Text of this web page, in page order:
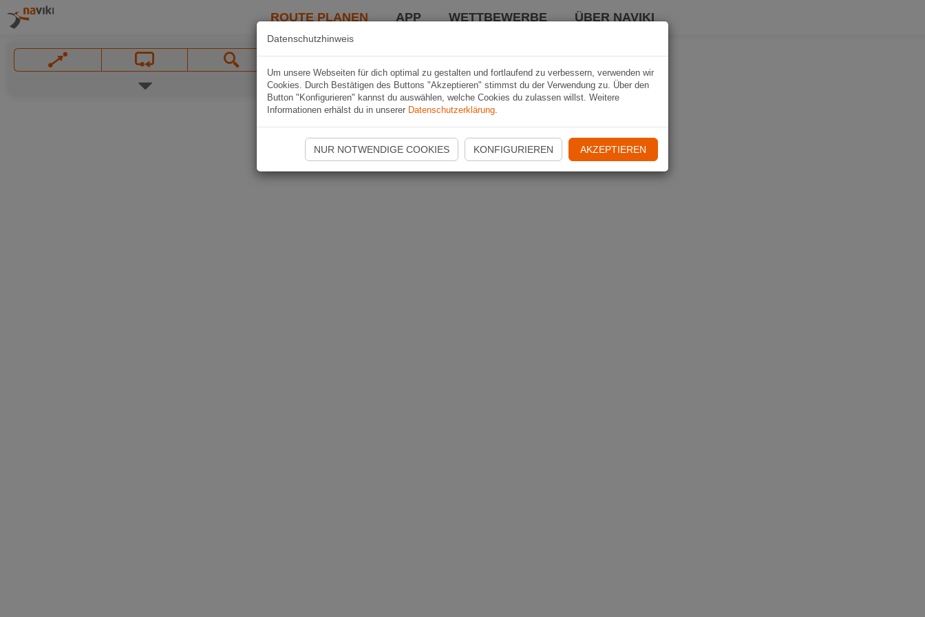
ROUTE PLANEN APP WETTBEWERBE ÜBER NAVIKI
Datenschutzhinweis
Um unsere Webseiten für dich optimal zu gestalten und fortlaufend zu verbessern, verwenden wir
Cookies. Durch Bestätigen des Buttons "Akzeptieren" stimmst du der Verwendung zu. Über den
Button "Konfigurieren" kannst du auswählen, welche Cookies du zulassen willst. Weitere
Informationen erhälst du in unserer Datenschutzerklärung.
NUR NOTWENDIGE COOKIES KONFIGURIEREN AKZEPTIEREN